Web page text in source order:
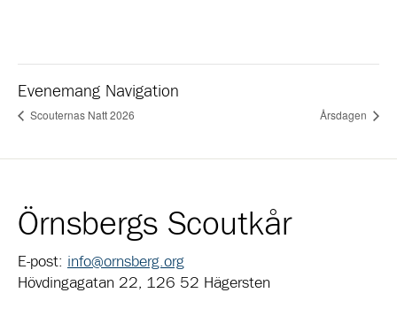
Evenemang Navigation
Scouternas Natt 2026 Årsdagen
Örnsbergs Scoutkår
E-post: info@ornsberg.org
Hövdingagatan 22, 126 52 Hägersten